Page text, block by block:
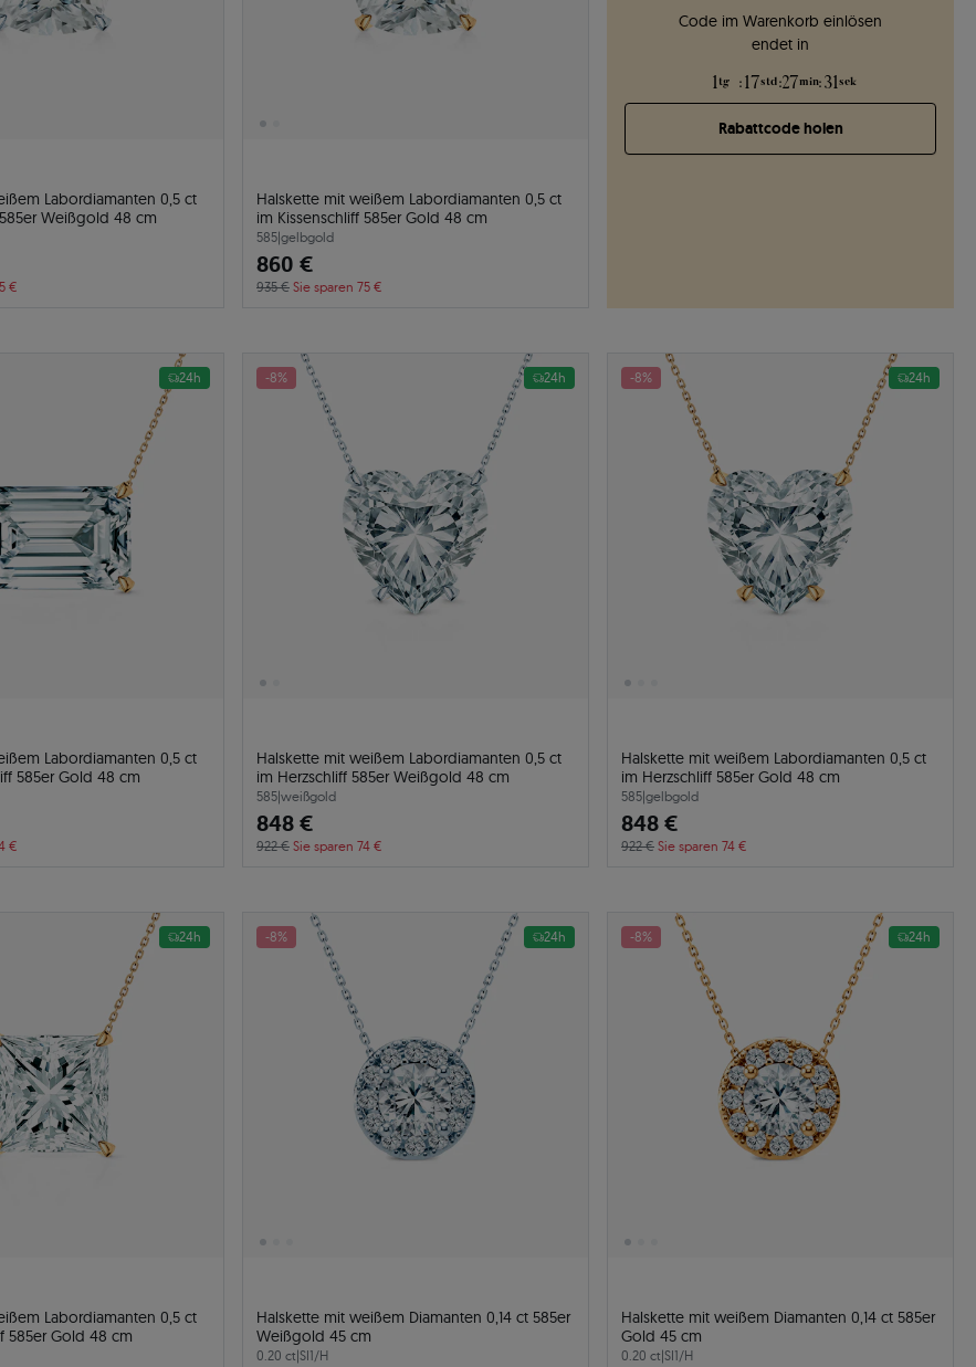
Code im Warenkorb einlösen
endet in
1 tg :17std :27min:30sek
Rabattcode holen
Labordiamanten 0,5 ct
Weißgold 48 cm
€
Halskette mit weißem Labordiamanten 0,5 ct
im Kissenschliff 585er Gold 48 cm
585|gelbgold
860 €
935 € Sie sparen 75 €
24h
Labordiamanten 0,5 ct
585er Gold 48 cm
€
-8% 24h
Halskette mit weißem Labordiamanten 0,5 ct
im Herzschliff 585er Weißgold 48 cm
585|weißgold
848 €
922 € Sie sparen 74 €
-8% 24h
Halskette mit weißem Labordiamanten 0,5 ct
im Herzschliff 585er Gold 48 cm
585|gelbgold
848 €
922 € Sie sparen 74 €
24h
Labordiamanten 0,5 ct
585er Gold 48 cm
-8% 24h
Halskette mit weißem Diamanten 0,14 ct 585er
Weißgold 45 cm
0.20 ct|SI1/H
-8% 24h
Halskette mit weißem Diamanten 0,14 ct 585er
Gold 45 cm
0.20 ct|SI1/H